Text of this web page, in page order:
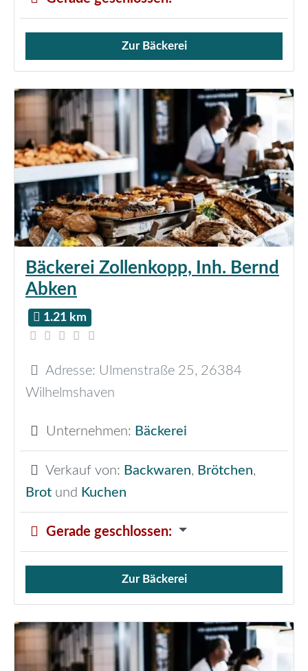
Verkauf von Brötchen,
Zur Bäckerei
Bäckerei Zollenkopp, Inh. Bernd
Abken
1.21 km
Adresse: Ulmenstraße 25, 26384
Wilhelmshaven
Unternehmen: Bäckerei
Verkauf von: Backwaren, Brötchen,
Brot und Kuchen
Gerade geschlossen:
Verkauf von Brötchen,
Zur Bäckerei